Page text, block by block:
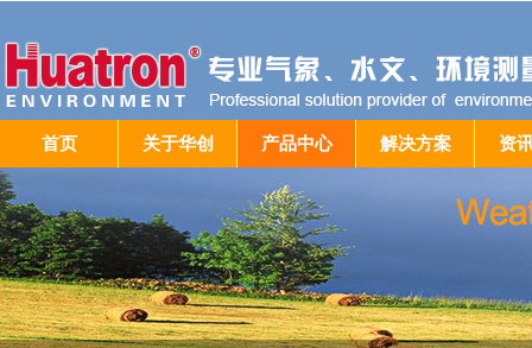
首页 关于华创 产品中心 解决方案 资